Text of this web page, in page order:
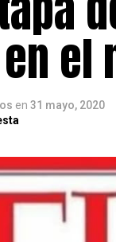
el
en 31 mayo, 2020